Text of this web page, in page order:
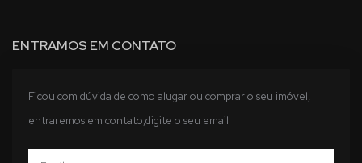
ENTRAMOS EM CONTATO
Ficou com dúvida de como alugar ou comprar o seu imóvel,
entraremos em contato,digite o seu email